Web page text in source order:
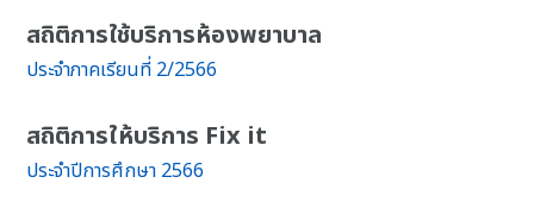
สถิติการใช้บริการห้องพยาบาล
ประจำภาคเรียนที่ 2/2566
สถิติการให้บริการ Fix it
ประจำปีการศึกษา 2566